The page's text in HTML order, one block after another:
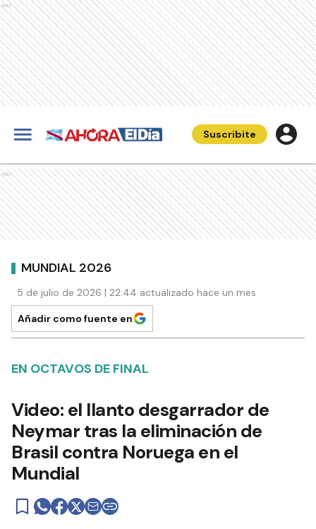
Ads
Suscribite
Ads
MUNDIAL 2026
5 de julio de 2026 | 22:44 actualizado hace un mes
Añadir como fuente en
EN OCTAVOS DE FINAL
Video: el llanto desgarrador de
Neymar tras la eliminación de
Brasil contra Noruega en el
Mundial